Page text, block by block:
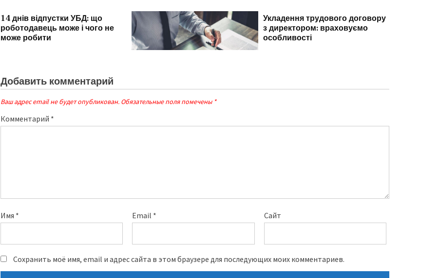
14 днів відпустки УБД: що
роботодавець може і чого не
може робити
Юридичні консультації Центру
правової допомоги ФПУ
Укладення трудового договору
з директором: враховуємо
особливості
Добавить комментарий
Ваш адрес email не будет опубликован. Обязательные поля помечены *
Комментарий *
Имя * Email * Сайт
Сохранить моё имя, email и адрес сайта в этом браузере для последующих моих комментариев.